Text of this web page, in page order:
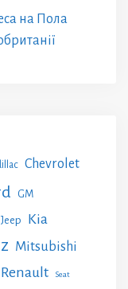
на Пола
Chevrolet
GM
Jeep Kia
Mitsubishi
Renault Seat